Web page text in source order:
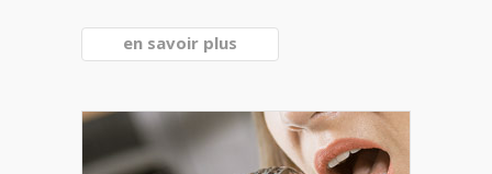
en savoir plus